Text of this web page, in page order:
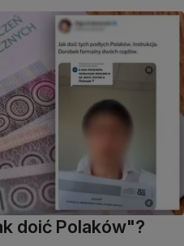
doić Polaków"?